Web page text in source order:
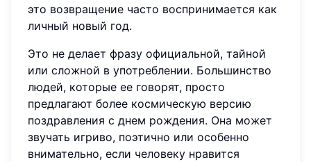
это возвращение часто воспринимается как
личный новый год.
Это не делает фразу официальной, тайной
или сложной в употреблении. Большинство
людей, которые ее говорят, просто
предлагают более космическую версию
поздравления с днем рождения. Она может
звучать игриво, поэтично или особенно
внимательно, если человеку нравится